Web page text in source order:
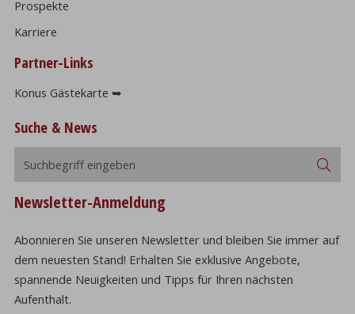
Prospekte
Karriere
Partner-Links
Konus Gästekarte ➥
Suche & News
Newsletter-Anmeldung
Abonnieren Sie unseren Newsletter und bleiben Sie immer auf
dem neuesten Stand! Erhalten Sie exklusive Angebote,
spannende Neuigkeiten und Tipps für Ihren nächsten
Aufenthalt.